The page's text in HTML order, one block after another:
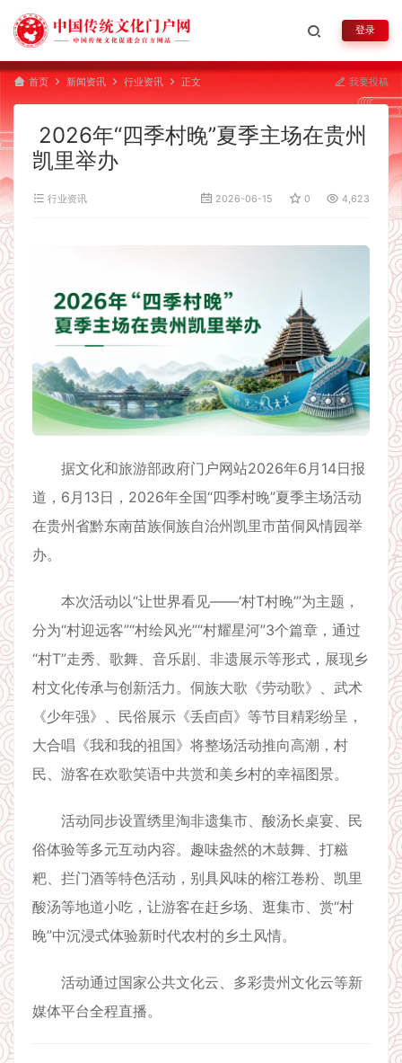
登录
首页 新闻资讯 行业资讯 正文 我要投稿
2026年“四季村晚”夏季主场在贵州
凯里举办
行业资讯 2026-06-15 0 4,623
据文化和旅游部政府门户网站2026年6月14日报
道，6月13日，2026年全国“四季村晚”夏季主场活动
在贵州省黔东南苗族侗族自治州凯里市苗侗风情园举
办。
本次活动以“让世界看见——‘村T村晚’”为主题，
分为“村迎远客”“村绘风光”“村耀星河”3个篇章，通过
“村T”走秀、歌舞、音乐剧、非遗展示等形式，展现乡
村文化传承与创新活力。侗族大歌《劳动歌》、武术
《少年强》、民俗展示《丢卣卣》等节目精彩纷呈，
大合唱《我和我的祖国》将整场活动推向高潮，村
民、游客在欢歌笑语中共赏和美乡村的幸福图景。
活动同步设置绣里淘非遗集市、酸汤长桌宴、民
俗体验等多元互动内容。趣味盎然的木鼓舞、打糍
粑、拦门酒等特色活动，别具风味的榕江卷粉、凯里
酸汤等地道小吃，让游客在赶乡场、逛集市、赏“村
晚”中沉浸式体验新时代农村的乡土风情。
活动通过国家公共文化云、多彩贵州文化云等新
媒体平台全程直播。